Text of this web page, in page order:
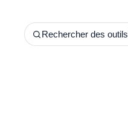
Rechercher des outils